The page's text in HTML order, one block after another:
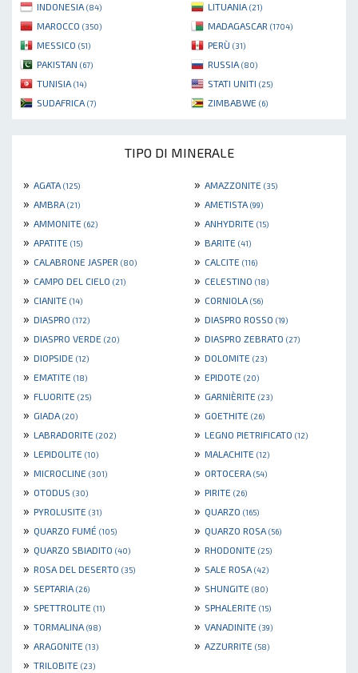
INDONESIA (84) LITUANIA (21)
MAROCCO (350) MADAGASCAR (1704)
MESSICO (51) PERÙ (31)
PAKISTAN (67) RUSSIA (80)
TUNISIA (14) STATI UNITI (25)
SUDAFRICA (7) ZIMBABWE (6)
TIPO DI MINERALE
» AGATA (125) » AMAZZONITE (35)
» AMBRA (21) » AMETISTA (99)
» AMMONITE (62) » ANHYDRITE (15)
» APATITE (15) » BARITE (41)
» CALABRONE JASPER (80) » CALCITE (116)
» CAMPO DEL CIELO (21) » CELESTINO (18)
» CIANITE (14) » CORNIOLA (56)
» DIASPRO (172) » DIASPRO ROSSO (19)
» DIASPRO VERDE (20) » DIASPRO ZEBRATO (27)
» DIOPSIDE (12) » DOLOMITE (23)
» EMATITE (18) » EPIDOTE (20)
» FLUORITE (25) » GARNIÈRITE (23)
» GIADA (20) » GOETHITE (26)
» LABRADORITE (202) » LEGNO PIETRIFICATO (12)
» LEPIDOLITE (10) » MALACHITE (12)
» MICROCLINE (301) » ORTOCERA (54)
» OTODUS (30) » PIRITE (26)
» PYROLUSITE (31) » QUARZO (165)
» QUARZO FUMÉ (105) » QUARZO ROSA (56)
» QUARZO SBIADITO (40) » RHODONITE (25)
» ROSA DEL DESERTO (35) » SALE ROSA (42)
» SEPTARIA (26) » SHUNGITE (80)
» SPETTROLITE (11) » SPHALERITE (15)
» TORMALINA (98) » VANADINITE (39)
» ARAGONITE (13) » AZZURRITE (58)
» TRILOBITE (23)